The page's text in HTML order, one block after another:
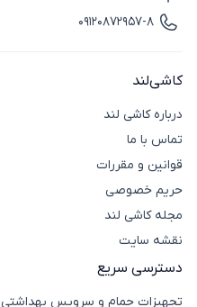
آیکون ایمیل
آیکون تماس
09120872957-8
کاشی‌لند
درباره کاشی لند
تماس با ما
قوانین و مقررات
حریم خصوصی
مجله کاشی لند
نقشه سایت
دسترسی سریع
تجهیزات حمام و سرویس بهداشتی